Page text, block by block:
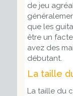
de jeu
que les
être un
avez des
débutant.
La taille
La taille du